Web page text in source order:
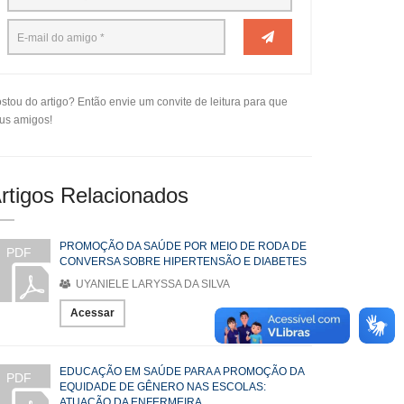
do artigo? Então envie um convite de leitura para que
amigos!
Relacionados
PDF
PROMOÇÃO DA SAÚDE POR MEIO DE RODA DE
CONVERSA SOBRE HIPERTENSÃO E DIABETES
UYANIELE LARYSSA DA SILVA
Acessar
PDF
EDUCAÇÃO EM SAÚDE PARA A PROMOÇÃO DA
EQUIDADE DE GÊNERO NAS ESCOLAS: